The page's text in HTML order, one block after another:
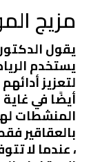
مزيج
يقول
يستخدم
لتعزيز
أيضًا في
المنشطات
بالعقاقير
، عندما لا